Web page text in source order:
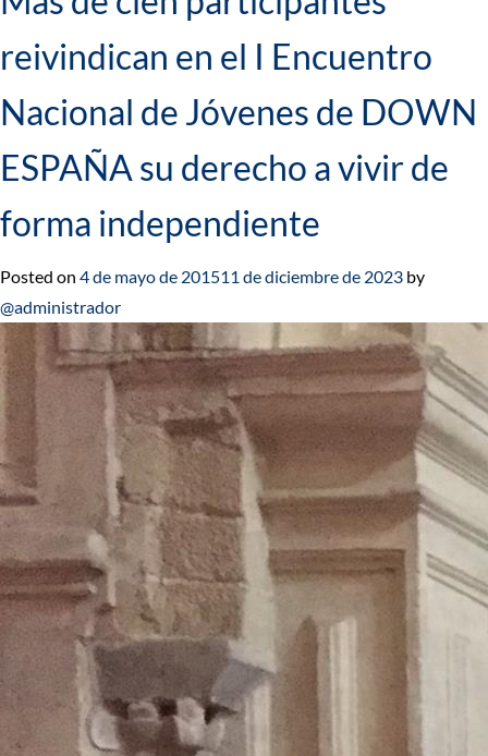
reivindican en el I Encuentro
Nacional de Jóvenes de DOWN
ESPAÑA su derecho a vivir de
forma independiente
Posted on 4 de mayo de 201511 de diciembre de 2023 by
@administrador